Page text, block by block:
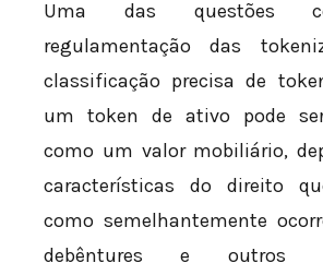
Uma das questões
regulamentação das
classificação precisa de
um token de ativo pode
como um valor mobiliário,
características do direito
como semelhantemente
debêntures e outros